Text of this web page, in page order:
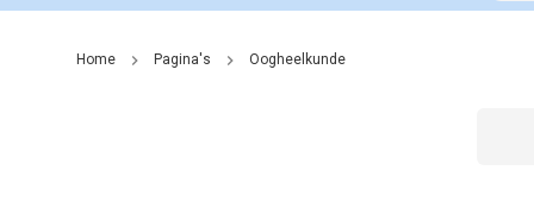
Home Pagina's Oogheelkunde